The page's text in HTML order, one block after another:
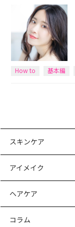
How to 基本編
スキンケア
アイメイク
ヘアケア
コラム